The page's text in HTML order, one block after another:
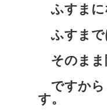
ふすまに
ふすまで
そのまま
ですから
す。